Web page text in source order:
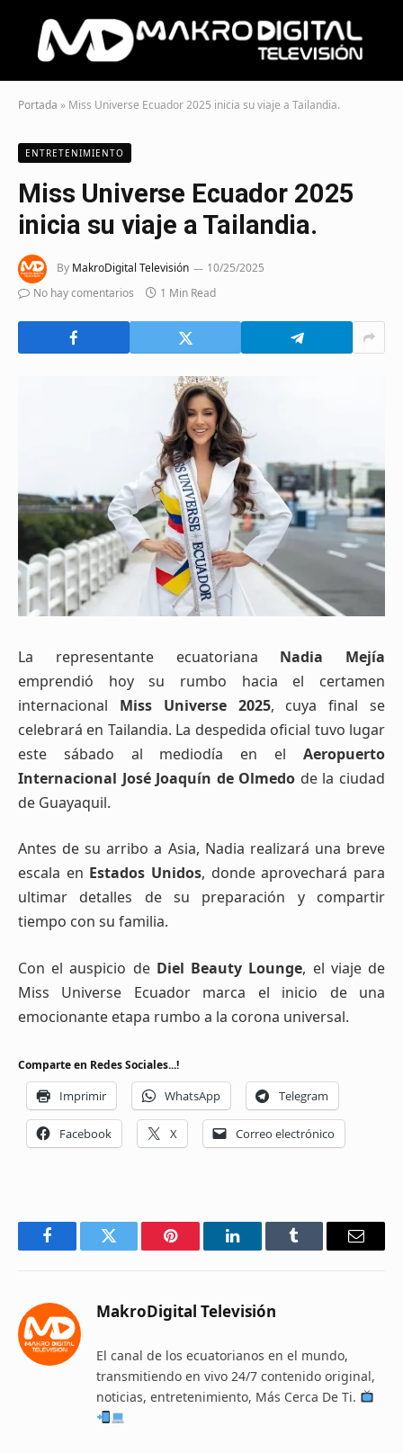
Portada » Miss Universe Ecuador 2025 inicia su viaje a Tailandia.
ENTRETENIMIENTO
Miss Universe Ecuador 2025
inicia su viaje a Tailandia.
By MakroDigital Televisión
10/25/2025
No hay comentarios
1 Min Read
La representante ecuatoriana Nadia Mejía
emprendió hoy su rumbo hacia el certamen
internacional Miss Universe 2025, cuya final se
celebrará en Tailandia. La despedida oficial tuvo lugar
este sábado al mediodía en el Aeropuerto
Internacional José Joaquín de Olmedo de la ciudad
de Guayaquil.
Antes de su arribo a Asia, Nadia realizará una breve
escala en Estados Unidos, donde aprovechará para
ultimar detalles de su preparación y compartir
tiempo con su familia.
Con el auspicio de Diel Beauty Lounge, el viaje de
Miss Universe Ecuador marca el inicio de una
emocionante etapa rumbo a la corona universal.
Comparte en Redes Sociales...!
Imprimir WhatsApp Telegram
Facebook X Correo electrónico
FacebookTwitter Pinterest LinkedInTumblr Email
MakroDigital Televisión
El canal de los ecuatorianos en el mundo,
transmitiendo en vivo 24/7 contenido original,
noticias, entretenimiento, Más Cerca De Ti.